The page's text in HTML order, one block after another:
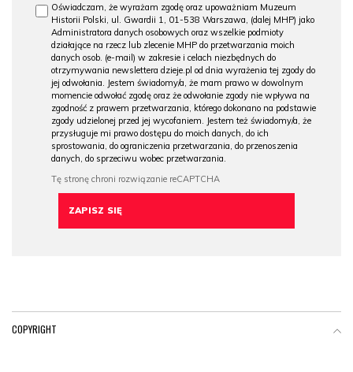
Oświadczam, że wyrażam zgodę oraz upoważniam Muzeum
Historii Polski, ul. Gwardii 1, 01-538 Warszawa, (dalej MHP) jako
Administratora danych osobowych oraz wszelkie podmioty
działające na rzecz lub zlecenie MHP do przetwarzania moich
danych osob. (e-mail) w zakresie i celach niezbędnych do
otrzymywania newslettera dzieje.pl od dnia wyrażenia tej zgody do
jej odwołania. Jestem świadomy/a, że mam prawo w dowolnym
momencie odwołać zgodę oraz że odwołanie zgody nie wpływa na
zgodność z prawem przetwarzania, którego dokonano na podstawie
zgody udzielonej przed jej wycofaniem. Jestem też świadomy/a, że
przysługuje mi prawo dostępu do moich danych, do ich
sprostowania, do ograniczenia przetwarzania, do przenoszenia
danych, do sprzeciwu wobec przetwarzania.
COPYRIGHT